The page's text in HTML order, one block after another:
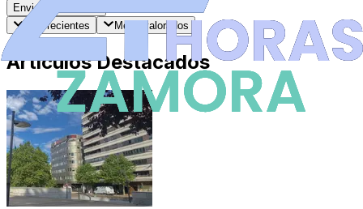
Enviar Comentario
Más recientes
Mejor valorados
Artículos Destacados